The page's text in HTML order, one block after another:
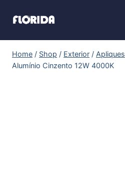
Home / Shop / Exterior / Apliques
Alumínio Cinzento 12W 4000K